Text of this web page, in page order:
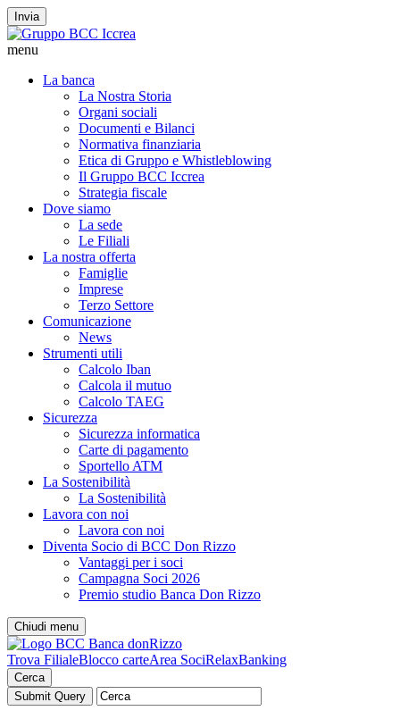
Invia
menu
La banca
La Nostra Storia
Organi sociali
Documenti e Bilanci
Normativa finanziaria
Etica di Gruppo e Whistleblowing
Il Gruppo BCC Iccrea
Strategia fiscale
Dove siamo
La sede
Le Filiali
La nostra offerta
Famiglie
Imprese
Terzo Settore
Comunicazione
News
Strumenti utili
Calcolo Iban
Calcola il mutuo
Calcolo TAEG
Sicurezza
Sicurezza informatica
Carte di pagamento
Sportello ATM
La Sostenibilità
La Sostenibilità
Lavora con noi
Lavora con noi
Diventa Socio di BCC Don Rizzo
Vantaggi per i soci
Campagna Soci 2026
Premio studio Banca Don Rizzo
Chiudi menu
Trova FilialeBlocco carteArea SociRelaxBanking
Cerca